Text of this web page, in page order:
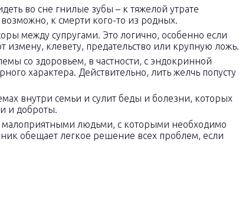
во сне гнилые зубы – к тяжелой утрате
к смерти кого-то из родных.
между супругами. Это логично, особенно если
измену, клевету, предательство или крупную ложь.
со здоровьем, в частности, с эндокринной
характера. Действительно, лить желчь попусту
внутри семьи и сулит беды и болезни, которых
и доброты.
малоприятными людьми, с которыми необходимо
обещает легкое решение всех проблем, если